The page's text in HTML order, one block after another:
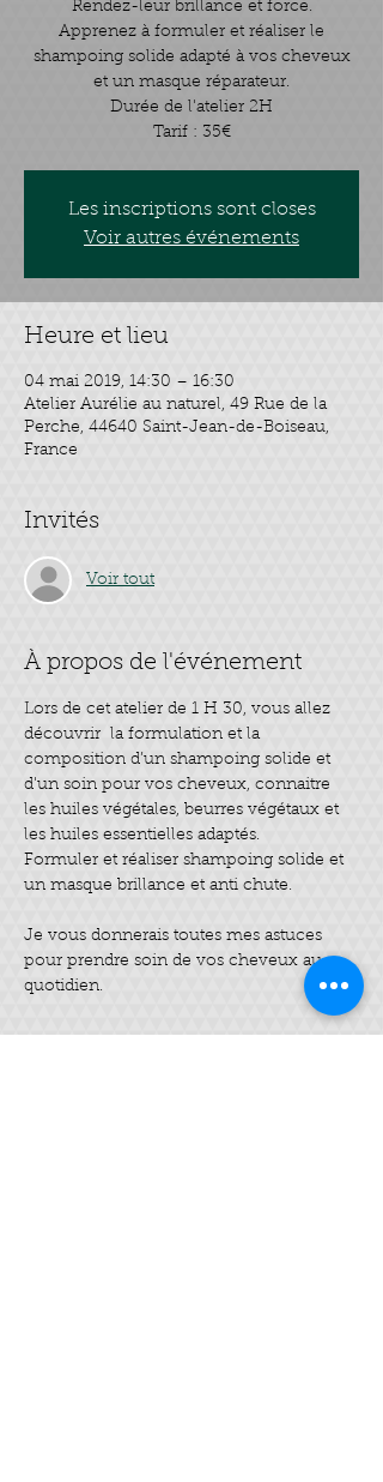
Rendez-leur brillance et force.
Apprenez à formuler et réaliser le
shampoing solide adapté à vos cheveux
et un masque réparateur.
Durée de l'atelier 2H
Tarif : 35€
Les inscriptions sont closes
Voir autres événements
Heure et lieu
04 mai 2019, 14:30 – 16:30
Atelier Aurélie au naturel, 49 Rue de la
Perche, 44640 Saint-Jean-de-Boiseau,
France
Invités
Voir tout
À propos de l'événement
Lors de cet atelier de 1 H 30, vous allez
découvrir  la formulation et la
composition d’un shampoing solide et
d'un soin pour vos cheveux, connaitre
les huiles végétales, beurres végétaux et
Formuler et réaliser shampoing solide et
Je vous donnerais toutes mes astuces
pour prendre soin de vos cheveux au